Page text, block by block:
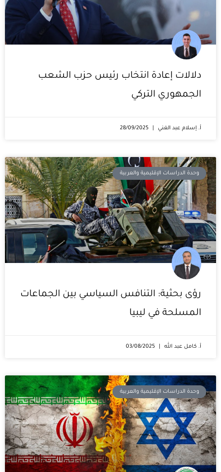
دلالات إعادة انتخاب رئيس حزب الشعب
الجمهوري التركي
أ. إسلام عبد الغني
وحدة الدراسات الإقليمية والعربية
رؤى بحثية: التنافس السياسي بين الجماعات
المسلحة في ليبيا
أ. كامل عبد الله
وحدة الدراسات الإقليمية والعربية